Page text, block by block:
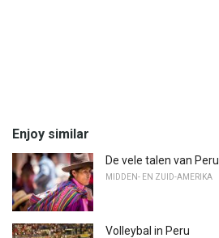
Enjoy similar
De vele talen van Peru
MIDDEN- EN ZUID-AMERIKA
Volleybal in Peru